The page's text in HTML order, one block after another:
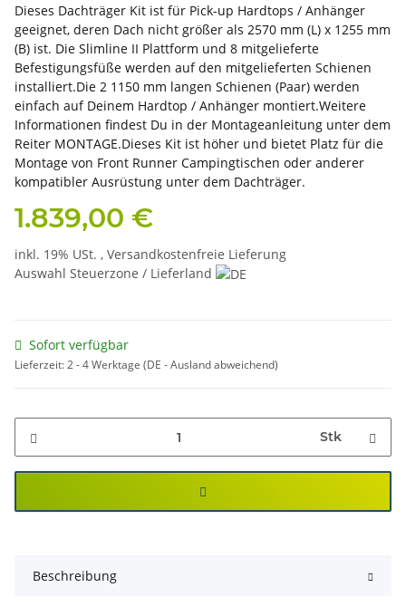
Dieses Dachträger Kit ist für Pick-up Hardtops / Anhänger
geeignet, deren Dach nicht größer als 2570 mm (L) x 1255 mm
(B) ist. Die Slimline II Plattform und 8 mitgelieferte
Befestigungsfüße werden auf den mitgelieferten Schienen
installiert.Die 2 1150 mm langen Schienen (Paar) werden
einfach auf Deinem Hardtop / Anhänger montiert.Weitere
Informationen findest Du in der Montageanleitung unter dem
Reiter MONTAGE.Dieses Kit ist höher und bietet Platz für die
Montage von Front Runner Campingtischen oder anderer
kompatibler Ausrüstung unter dem Dachträger.
1.839,00 €
inkl. 19% USt. , Versandkostenfreie Lieferung
Auswahl Steuerzone / Lieferland
Sofort verfügbar
Lieferzeit:2 - 4 Werktage (DE - Ausland abweichend)
Stk
Beschreibung